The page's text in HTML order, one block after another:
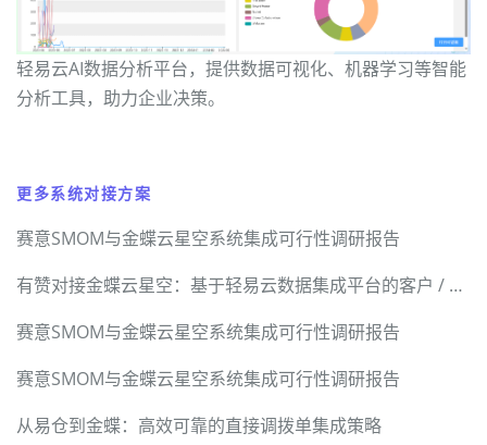
轻易云AI数据分析平台，提供数据可视化、机器学习等智能
分析工具，助力企业决策。
更多系统对接方案
赛意SMOM与金蝶云星空系统集成可行性调研报告
有赞对接金蝶云星空：基于轻易云数据集成平台的客户 / 商品 / 订单 / 退货 / 积分全链路技术实现
赛意SMOM与金蝶云星空系统集成可行性调研报告
赛意SMOM与金蝶云星空系统集成可行性调研报告
从易仓到金蝶：高效可靠的直接调拨单集成策略